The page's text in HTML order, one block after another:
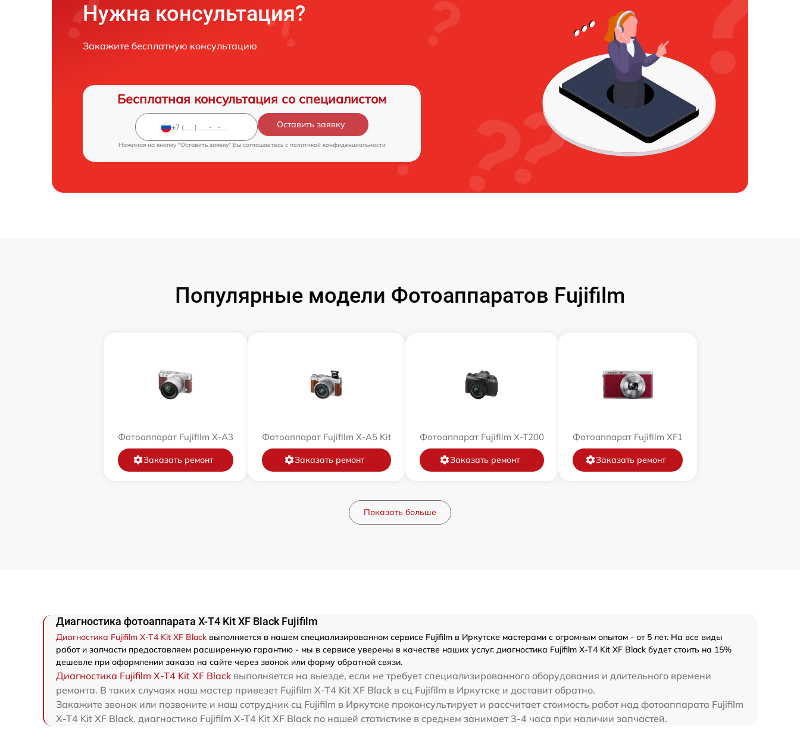
Нужна консультация?
Закажите бесплатную консультацию
Бесплатная консультация со специалистом
Оставить заявку
Нажимая на кнопку "Оставить заявку" Вы соглашаетесь c политикой конфиденциальности
Популярные модели Фотоаппаратов Fujifilm
Фотоаппарат Fujifilm X-A3
Заказать ремонт
Фотоаппарат Fujifilm X-A5 Kit
Заказать ремонт
Фотоаппарат Fujifilm X-T200
Заказать ремонт
Фотоаппарат Fujifilm XF1
Заказать ремонт
Показать больше
Диагностика фотоаппарата X-T4 Kit XF Black Fujifilm
Диагностика Fujifilm X-T4 Kit XF Blackвыполняется в нашем специализированном сервисе Fujifilm в Иркутске мастерами с огромным опытом - от 5 лет. На все виды
работ и запчасти предоставляем расширенную гарантию - мы в сервисе уверены в качестве наших услуг. диагностика Fujifilm X-T4 Kit XF Black будет стоить на 15%
дешевле при оформлении заказа на сайте через звонок или форму обратной связи.
Диагностика Fujifilm X-T4 Kit XF Black выполняется на выезде, если не требует специализированного оборудования и длительного времени
ремонта. В таких случаях наш мастер привезет Fujifilm X-T4 Kit XF Black в сц Fujifilm в Иркутске и доставит обратно.
Закажите звонок или позвоните и наш сотрудник сц Fujifilm в Иркутске проконсультирует и рассчитает стоимость работ над фотоаппарата Fujifilm
X-T4 Kit XF Black. диагностика Fujifilm X-T4 Kit XF Black по нашей статистике в среднем занимает 3-4 часа при наличии запчастей.